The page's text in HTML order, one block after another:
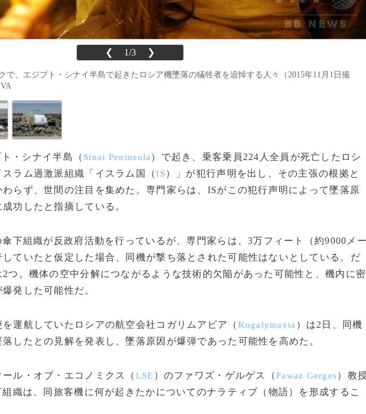
❮ 1/3 ❯
で、エジプト・シナイ半島で起きたロシア機墜落の犠牲者を追悼する人々（2015年11月1日撮
・シナイ半島（ Sinai Peninsula ）で起き、乗客乗員224人全員が死亡したロシ
ラム過激派組織「イスラム国（IS）」が犯行声明を出し、その主張の根拠と
らず、世間の注目を集めた。専門家らは、ISがこの犯行声明によって墜落原
功したと指摘している。
下組織が反政府活動を行っているが、専門家らは、3万フィート（約9000メ
していたと仮定した場合、同機が撃ち落とされた可能性はないとしている。だ
つ。機体の空中分解につながるような技術的欠陥があった可能性と、機内に密
発した可能性だ。
運航していたロシアの航空会社コガリムアビア（ Kogalymavia ）は2日、同機
したとの見解を発表し、墜落原因が爆弾であった可能性を高めた。
ル・オブ・エコノミクス（ LSE ）のファワズ・ゲルゲス（Fawaz Gerges）教
織は、同旅客機に何が起きたかについてのナラティブ（物語）を形成するこ